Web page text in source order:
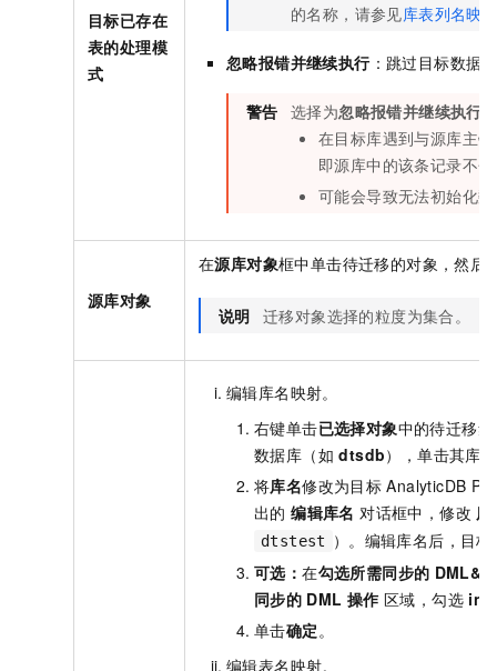
目标已存在
表的处理模
式
的名称，请参见库表列名映
忽略报错并继续执行：跳过目标数据
警告 选择为忽略报错并继续执行
在目标库遇到与源库主
即源库中的该条记录不
可能会导致无法初始化
源库对象
在源库对象框中单击待迁移的对象，然后
说明 迁移对象选择的粒度为集合。
编辑库名映射。
右键单击已选择对象中的待迁移
数据库（如dtsdb），单击其库
将库名修改为目标 AnalyticDB
出的编辑库名 对话框中，修改 库
dtstest
）。编辑库名后，目
可选：在勾选所需同步的
同步的 DML 操作 区域，勾选
单击确定 。
编辑表名映射。